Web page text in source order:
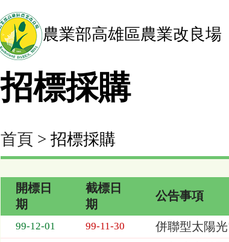
農業部高雄區農業改良場
招標採購
首頁 > 招標採購
開標日
期
截標日
期
公告事項
99-12-01 99-11-30 併聯型太陽